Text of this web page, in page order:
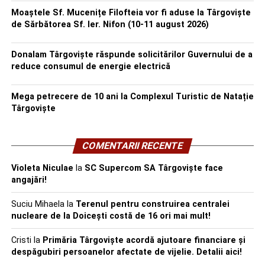
Moaștele Sf. Mucenițe Filofteia vor fi aduse la Târgoviște
de Sărbătorea Sf. Ier. Nifon (10-11 august 2026)
Donalam Târgoviște răspunde solicitărilor Guvernului de a
reduce consumul de energie electrică
Mega petrecere de 10 ani la Complexul Turistic de Natație
Târgoviște
COMENTARII RECENTE
Violeta Niculae la SC Supercom SA Târgoviște face
angajări!
Suciu Mihaelala Terenul pentru construirea centralei
nucleare de la Doicești costă de 16 ori mai mult!
Cristi la Primăria Târgoviște acordă ajutoare financiare și
despăgubiri persoanelor afectate de vijelie. Detalii aici!